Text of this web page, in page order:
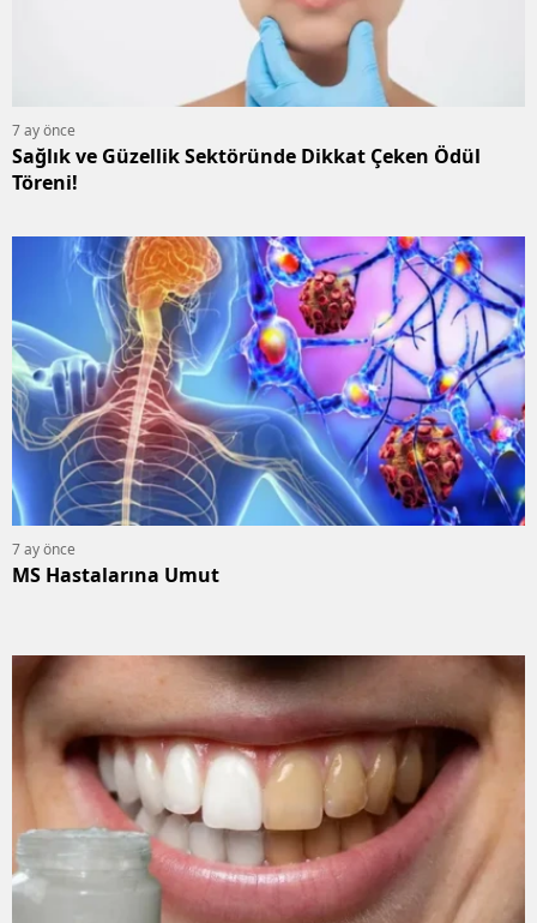
7 ay önce
Sağlık ve Güzellik Sektöründe Dikkat Çeken Ödül
Töreni!
7 ay önce
MS Hastalarına Umut